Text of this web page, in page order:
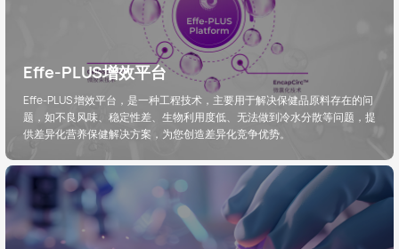
Effe-PLUS增效平台
Effe-PLUS 增效平台，是一种工程技术，主要用于解决保健品原料存在的问
题，如不良风味、稳定性差、生物利用度低、无法做到冷水分散等问题，提
供差异化营养保健解决方案，为您创造差异化竞争优势。